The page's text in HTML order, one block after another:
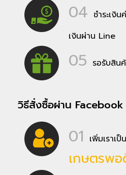
04 ชำระเงิ
เงินผ่าน Line
05 รอรับสิน
วิธีสั่งซื้อผ่าน Facebook
01 เพิ่มเราเ
เกษตรพ